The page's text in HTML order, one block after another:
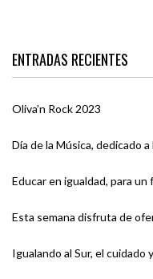
ENTRADAS RECIENTES
Oliva’n Rock 2023
Día de la Música, dedicado
Educar en igualdad, para
Esta semana disfruta de
Igualando al Sur, el cuidado